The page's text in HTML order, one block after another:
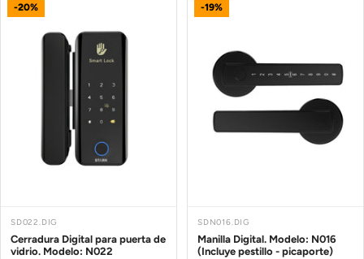
-20%
SD022.DIG
Cerradura Digital para puerta de
vidrio. Modelo: N022
-19%
SDN016.DIG
Manilla Digital. Modelo: N016
(Incluye pestillo - picaporte)